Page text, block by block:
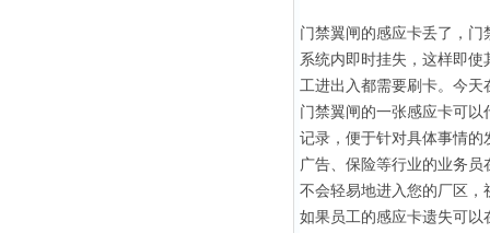
门禁翼闸的感应卡丢了，
系统内即时挂失，这样即
工进出入都需要刷卡。今
门禁翼闸的一张感应卡可
记录，便于针对具体事情
广告 、保险等行业的业务
不会轻易地进入您的厂区
如果员工的感应卡遗失可